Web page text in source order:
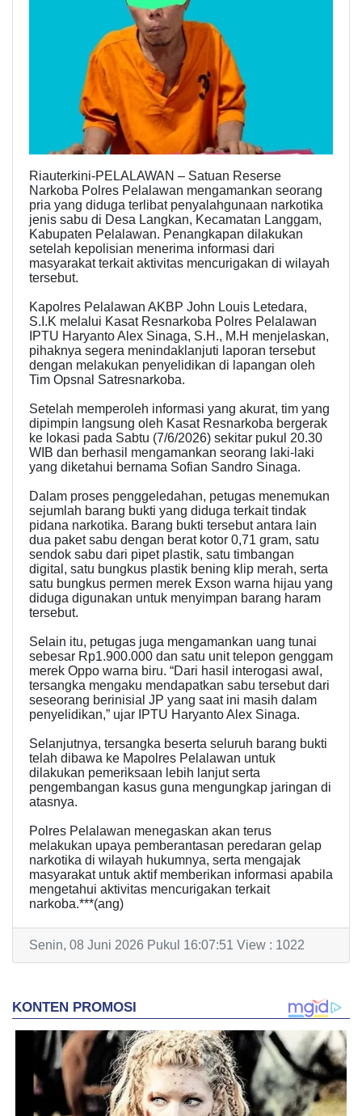
Riauterkini-PELALAWAN – Satuan Reserse
Narkoba Polres Pelalawan mengamankan seorang
pria yang diduga terlibat penyalahgunaan narkotika
jenis sabu di Desa Langkan, Kecamatan Langgam,
Kabupaten Pelalawan. Penangkapan dilakukan
setelah kepolisian menerima informasi dari
masyarakat terkait aktivitas mencurigakan di wilayah
tersebut.
Kapolres Pelalawan AKBP John Louis Letedara,
S.I.K melalui Kasat Resnarkoba Polres Pelalawan
IPTU Haryanto Alex Sinaga, S.H., M.H menjelaskan,
pihaknya segera menindaklanjuti laporan tersebut
dengan melakukan penyelidikan di lapangan oleh
Tim Opsnal Satresnarkoba.
Setelah memperoleh informasi yang akurat, tim yang
dipimpin langsung oleh Kasat Resnarkoba bergerak
ke lokasi pada Sabtu (7/6/2026) sekitar pukul 20.30
WIB dan berhasil mengamankan seorang laki-laki
yang diketahui bernama Sofian Sandro Sinaga.
Dalam proses penggeledahan, petugas menemukan
sejumlah barang bukti yang diduga terkait tindak
pidana narkotika. Barang bukti tersebut antara lain
dua paket sabu dengan berat kotor 0,71 gram, satu
sendok sabu dari pipet plastik, satu timbangan
digital, satu bungkus plastik bening klip merah, serta
satu bungkus permen merek Exson warna hijau yang
diduga digunakan untuk menyimpan barang haram
tersebut.
Selain itu, petugas juga mengamankan uang tunai
sebesar Rp1.900.000 dan satu unit telepon genggam
merek Oppo warna biru. “Dari hasil interogasi awal,
tersangka mengaku mendapatkan sabu tersebut dari
seseorang berinisial JP yang saat ini masih dalam
penyelidikan,” ujar IPTU Haryanto Alex Sinaga.
Selanjutnya, tersangka beserta seluruh barang bukti
telah dibawa ke Mapolres Pelalawan untuk
dilakukan pemeriksaan lebih lanjut serta
pengembangan kasus guna mengungkap jaringan di
atasnya.
Polres Pelalawan menegaskan akan terus
melakukan upaya pemberantasan peredaran gelap
narkotika di wilayah hukumnya, serta mengajak
masyarakat untuk aktif memberikan informasi apabila
mengetahui aktivitas mencurigakan terkait
narkoba.***(ang)
Senin, 08 Juni 2026 Pukul 16:07:51 View : 1022